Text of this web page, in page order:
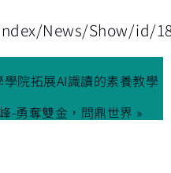
News/Show/id/
院拓展AI識讀的素養教學
-勇奪雙金，問鼎世界 »